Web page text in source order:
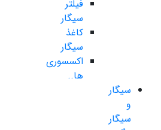
فیلتر
سیگار
کاغذ
سیگار
اکسسوری
ها..
سیگار
و
سیگار